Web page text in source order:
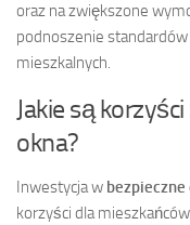
oraz na zwiększone
podnoszenie
mieszkalnych.
Jakie są
okna?
Inwestycja w bezpieczne
korzyści dla